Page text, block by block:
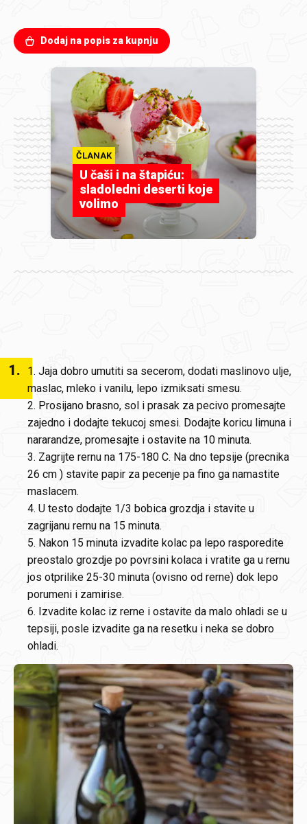
Dodaj na popis za kupnju
ČLANAK
U čaši i na štapiću:
sladoledni deserti koje
volimo
1.
1. Jaja dobro umutiti sa secerom, dodati maslinovo ulje,
maslac, mleko i vanilu, lepo izmiksati smesu.
2. Prosijano brasno, sol i prasak za pecivo promesajte
zajedno i dodajte tekucoj smesi. Dodajte koricu limuna i
nararandze, promesajte i ostavite na 10 minuta.
3. Zagrijte rernu na 175-180 C. Na dno tepsije (precnika
26 cm ) stavite papir za pecenje pa fino ga namastite
maslacem.
4. U testo dodajte 1/3 bobica grozdja i stavite u
zagrijanu rernu na 15 minuta.
5. Nakon 15 minuta izvadite kolac pa lepo rasporedite
preostalo grozdje po povrsini kolaca i vratite ga u rernu
jos otprilike 25-30 minuta (ovisno od rerne) dok lepo
porumeni i zamirise.
6. Izvadite kolac iz rerne i ostavite da malo ohladi se u
tepsiji, posle izvadite ga na resetku i neka se dobro
ohladi.